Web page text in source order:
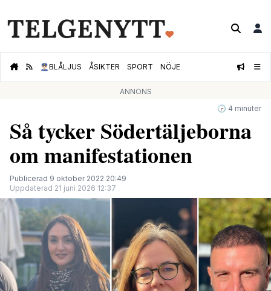
👮🏻‍♂️BLÅLJUS ÅSIKTER SPORT NÖJE
ANNONS
🕝 4 minuter
Så tycker Södertäljeborna
om manifestationen
Publicerad 9 oktober 2022 20:49
Uppdaterad 21 juni 2026 12:37